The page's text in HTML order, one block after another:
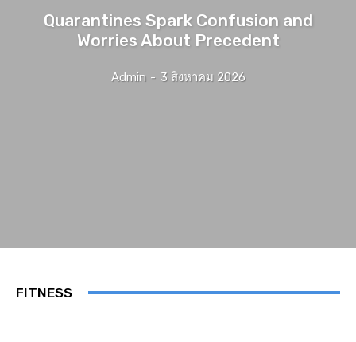
Quarantines Spark Confusion and
Worries About Precedent
Admin - 3 สิงหาคม 2026
FITNESS